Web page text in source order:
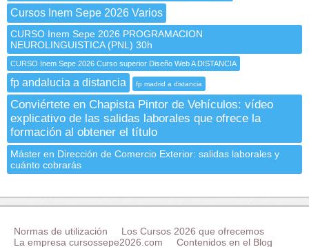
Cursos Inem Sepe 2026 Varios
CURSO Inem Sepe 2026 PROGRAMACION
NEUROLINGUISTICA (PNL) 30h
CURSO Inem Sepe 2026 Curso superior Diseño Web A DISTANCIA
fp andalucia a distancia fp madrid a distancia
Conviértete en Chapista Pintor de Vehículos: vídeo
explicativo de las salidas laborales que ofrece la
formación al obtener el título
Máster en Dirección de Comercio Exterior: salidas laborales y
cuánto cobrarás
Normas de utilización
Los Cursos 2026 que ofrecemos
La empresa cursossepe2026.com
Contenidos en el Blog